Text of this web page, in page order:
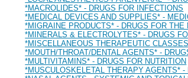
*MACROLIDES* - DRUGS FOR INFECTIONS
*MEDICAL DEVICES AND SUPPLIES* -
*MIGRAINE PRODUCTS* - DRUGS FOR THE
*MINERALS & ELECTROLYTES* - DRUGS
*MISCELLANEOUS THERAPEUTIC
*MOUTH/THROAT/DENTAL AGENTS* -
*MULTIVITAMINS* - DRUGS FOR NUTRITION
*MUSCULOSKELETAL THERAPY AGENTS*